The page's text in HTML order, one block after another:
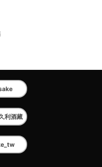
利酒藏